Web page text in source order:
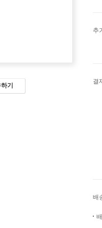
기
추
결
배